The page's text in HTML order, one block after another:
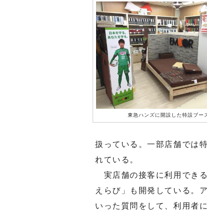
東急ハンズに開設した特設ブー
扱っている。一部店舗では
れている。
実店舗の接客に利用でき
えらび」も開発している。
いった質問をして、利用者